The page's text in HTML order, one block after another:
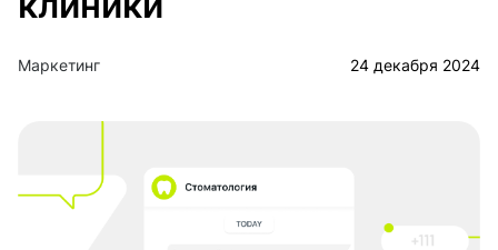
Маркетинг 24 декабря 2024